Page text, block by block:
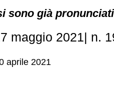
sono già
maggio 2021| n.
aprile 2021